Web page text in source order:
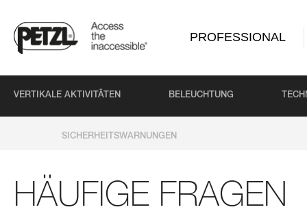
PROFESSIONAL
VERTIKALE AKTIVITÄTEN BELEUCHTUNG
SICHERHEITSWARNUNGEN
HÄUFIGE FRAGEN